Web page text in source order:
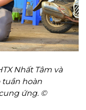
Nhất Tâm và
tuần hoàn
ứng. ©